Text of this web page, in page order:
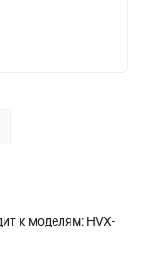
к моделям: HVX-